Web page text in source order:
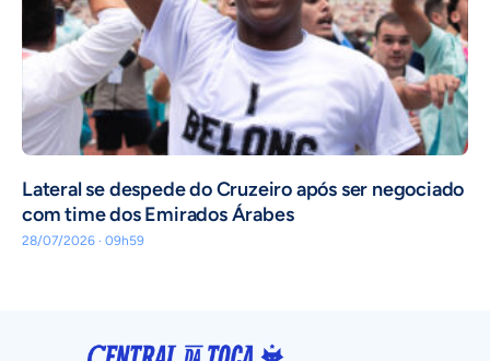
Lateral se despede do Cruzeiro após ser negociado
com time dos Emirados Árabes
28/07/2026 · 09h59